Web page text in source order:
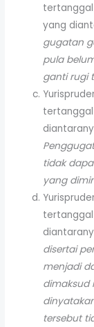
tertanggal
yang
gugatan
pula
ganti rugi
tertanggal
tidak
yang
tertanggal
disertai
menjadi
dimaksud
tersebut